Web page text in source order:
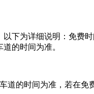
下为详细说明：免费
的时间为准。
道的时间为准，若在